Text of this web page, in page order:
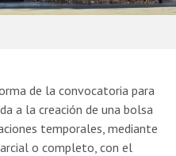
de la convocatoria para
a la creación de una bolsa
temporales, mediante
o completo, con el